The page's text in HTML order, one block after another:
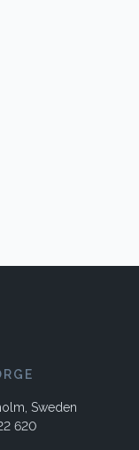
Sweden
620